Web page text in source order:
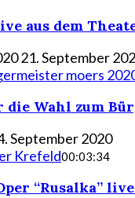
aus dem
21. September
die Wahl zum
September 2020
00:03:34
“Rusalka” live